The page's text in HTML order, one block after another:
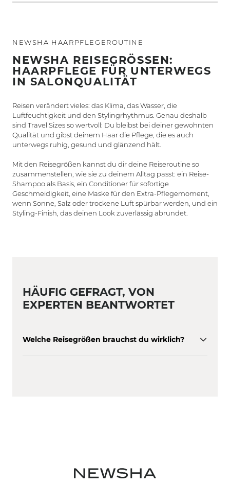
NEWSHA HAARPFLEGEROUTINE
NEWSHA REISEGRÖSSEN:
HAARPFLEGE FÜR UNTERWEGS
IN SALONQUALITÄT
Reisen verändert vieles: das Klima, das Wasser, die
Luftfeuchtigkeit und den Stylingrhythmus. Genau deshalb
sind Travel Sizes so wertvoll: Du bleibst bei deiner gewohnten
Qualität und gibst deinem Haar die Pflege, die es auch
unterwegs ruhig, gesund und glänzend hält.
Mit den Reisegrößen kannst du dir deine Reiseroutine so
zusammenstellen, wie sie zu deinem Alltag passt: ein Reise-
Shampoo als Basis, ein Conditioner für sofortige
Geschmeidigkeit, eine Maske für den Extra-Pflegemoment,
wenn Sonne, Salz oder trockene Luft spürbar werden, und ein
Styling-Finish, das deinen Look zuverlässig abrundet.
HÄUFIG GEFRAGT, VON
EXPERTEN BEANTWORTET
Welche Reisegrößen brauchst du wirklich?